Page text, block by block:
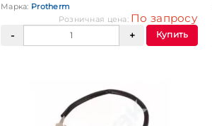
Марка: Protherm
Розничная цена: По запросу
Купить